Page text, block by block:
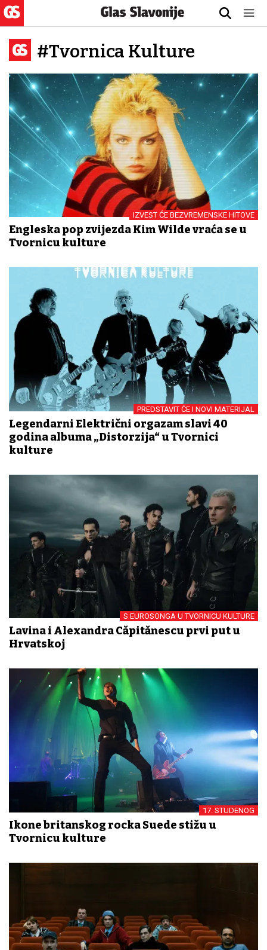
#Tvornica Kulture
IZVEST ĆE BEZVREMENSKE HITOVE
Engleska pop zvijezda Kim Wilde vraća se u
Tvornicu kulture
PREDSTAVIT ĆE I NOVI MATERIJAL
Legendarni Električni orgazam slavi 40
godina albuma „Distorzija“ u Tvornici
kulture
S EUROSONGA U TVORNICU KULTURE
Lavina i Alexandra Căpitănescu prvi put u
Hrvatskoj
17. STUDENOG
Ikone britanskog rocka Suede stižu u
Tvornicu kulture